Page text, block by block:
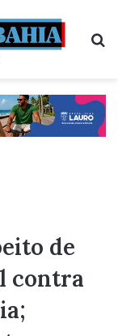
de
contra